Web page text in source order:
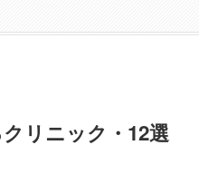
リニック・12選